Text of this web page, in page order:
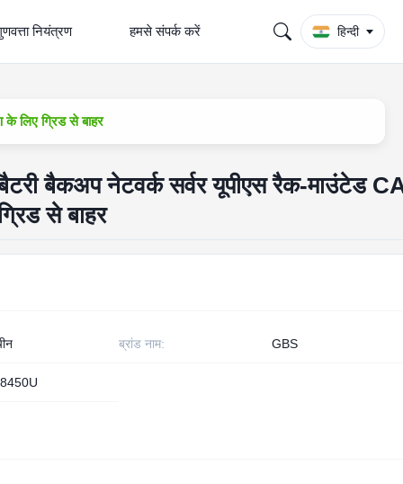
नियंत्रण हमसे संपर्क करें हिन्दी
लिए ग्रिड से बाहर
बैकअप नेटवर्क सर्वर यूपीएस रैक-माउंटेड
से बाहर
ब्रांड नाम: GBS